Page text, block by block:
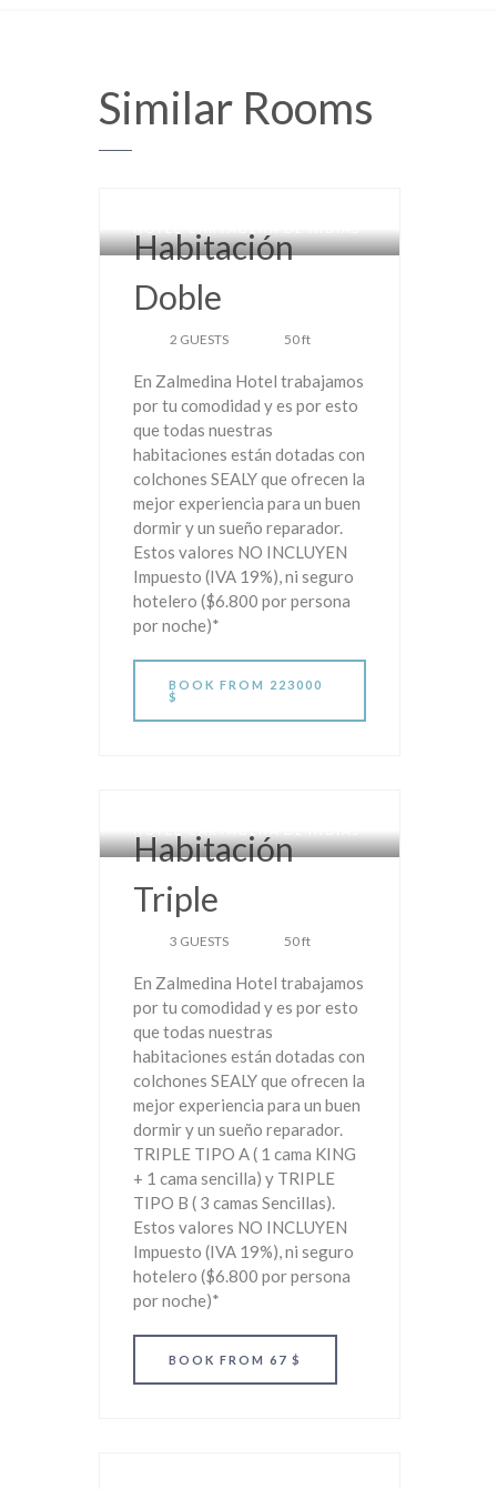
Similar Rooms
Habitación
Doble
2 GUESTS 50 ft
En Zalmedina Hotel trabajamos
por tu comodidad y es por esto
que todas nuestras
habitaciones están dotadas con
colchones SEALY que ofrecen la
mejor experiencia para un buen
dormir y un sueño reparador.
Estos valores NO INCLUYEN
Impuesto (IVA 19%), ni seguro
hotelero ($6.800 por persona
por noche)*
BOOK FROM 223000
$
Habitación
Triple
3 GUESTS 50 ft
En Zalmedina Hotel trabajamos
por tu comodidad y es por esto
que todas nuestras
habitaciones están dotadas con
colchones SEALY que ofrecen la
mejor experiencia para un buen
dormir y un sueño reparador.
TRIPLE TIPO A ( 1 cama KING
+ 1 cama sencilla) y TRIPLE
TIPO B ( 3 camas Sencillas).
Estos valores NO INCLUYEN
Impuesto (IVA 19%), ni seguro
hotelero ($6.800 por persona
por noche)*
BOOK FROM 67 $